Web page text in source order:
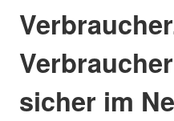
sicher im